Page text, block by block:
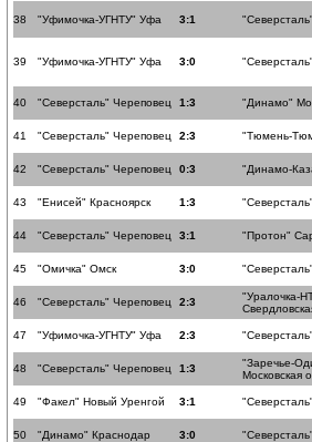
38 "Уфимочка-УГНТУ" Уфа 3:1
39 "Уфимочка-УГНТУ" Уфа 3:0
40 "Северсталь" Череповец 1:3 "Динамо"
41 "Северсталь" Череповец 2:3 "Тюмень-
42 "Северсталь" Череповец 0:3 "Динамо-
43 "Енисей" Красноярск 1:3
44 "Северсталь" Череповец 3:1 "Протон"
45 "Омичка" Омск 3:0
46 "Северсталь" Череповец 2:3
"Уралочка-
47 "Уфимочка-УГНТУ" Уфа 2:3
48 "Северсталь" Череповец 1:3
"Заречье-
Московская
49 "Факел" Новый Уренгой 3:1
50 "Динамо" Краснодар 3:0